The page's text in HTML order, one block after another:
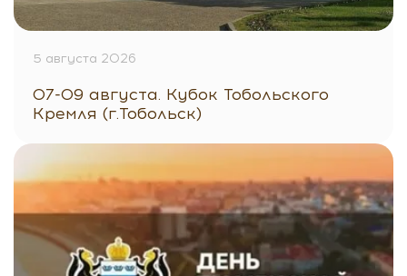
5 августа 2026
07-09 августа. Кубок Тобольского
Кремля (г.Тобольск)